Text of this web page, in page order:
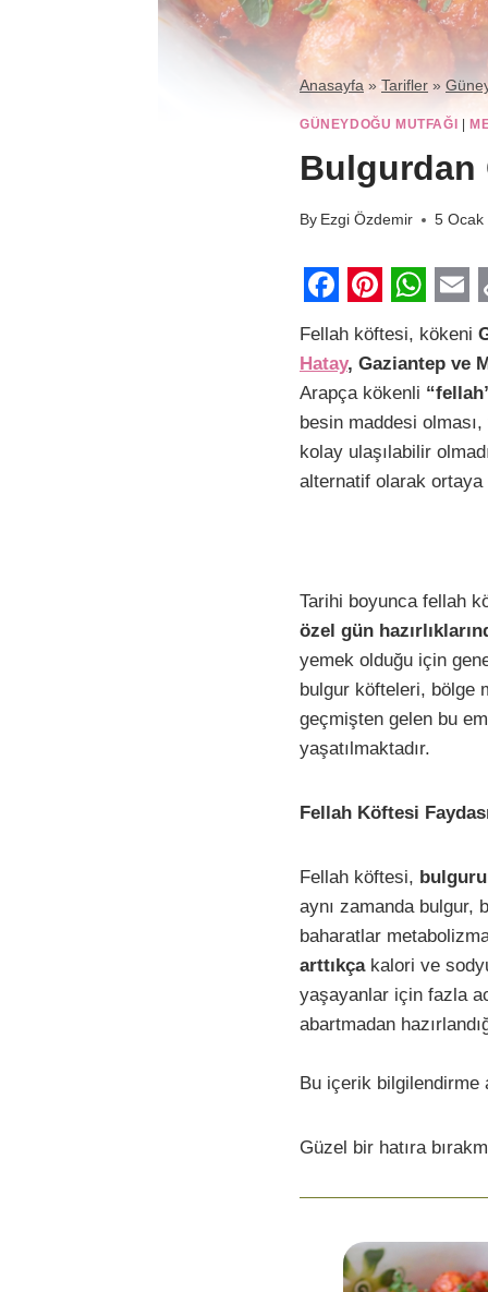
Anasayfa »Tarifler »
GÜNEYDOĞU MUTFAĞI |
Bulgurdan
By Ezgi Özdemir 5 Ocak
F
a
c
e
b
o
P
i
n
t
e
r
t
W
h
a
t
s
A
E
m
a
i
l
i
Fellah köftesi, kökeni
Hatay, Gaziantep ve
Arapça kökenli
besin maddesi
kolay ulaşılabilir
alternatif olarak ortaya
Tarihi boyunca fellah
özel gün
yemek olduğu için
bulgur köfteleri, bölge
geçmişten gelen bu
yaşatılmaktadır.
Fellah Köftesi
Fellah köftesi,
aynı zamanda bulgur,
baharatlar
arttıkçakalori ve
yaşayanlar için fazla
abartmadan
Bu içerik bilgilendirme
Güzel bir hatıra